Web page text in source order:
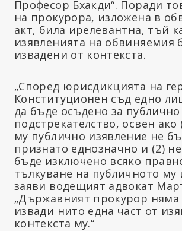
Професор Бхакди“. Поради
на прокурора, изложена в
акт, била ирелевантна, тъй
изявленията на обвиняемия
извадени от контекста.
„Според юрисдикцията на
Конституционен съд едно
да бъде осъдено за публично
подстрекателство, освен ако
му публично изявление не
признато еднозначно и (2)
бъде изключено всяко
тълкуване на публичното му
заяви водещият адвокат
„Държавният прокурор няма
извади нито една част от
контекста му.“